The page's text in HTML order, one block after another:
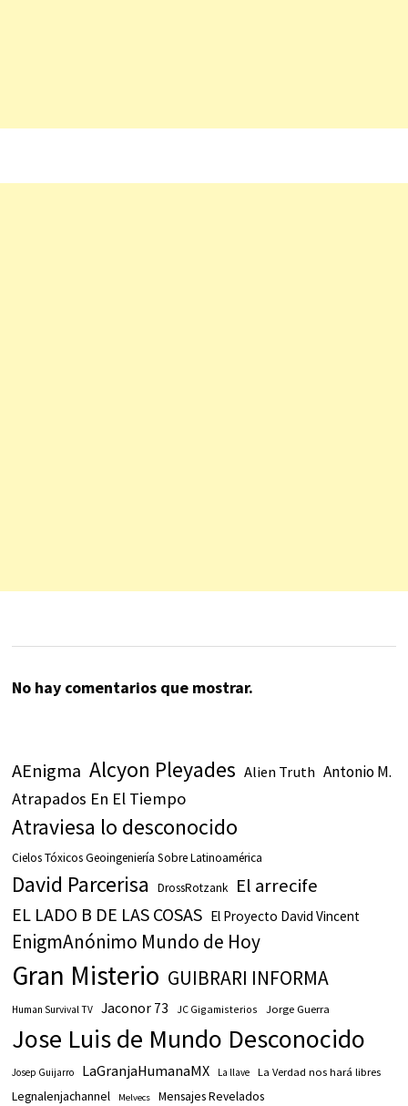
No hay comentarios que mostrar.
AEnigma Alcyon Pleyades Alien Truth Antonio M.
Atrapados En El Tiempo
Atraviesa lo desconocido
Cielos Tóxicos Geoingeniería Sobre Latinoamérica
David Parcerisa DrossRotzank El arrecife
EL LADO B DE LAS COSAS El Proyecto David Vincent
EnigmAnónimo Mundo de Hoy
Gran Misterio GUIBRARI INFORMA
Human Survival TV Jaconor 73 JC Gigamisterios Jorge Guerra
Jose Luis de Mundo Desconocido
Josep Guijarro LaGranjaHumanaMX La llave La Verdad nos hará libres
Legnalenjachannel Melvecs Mensajes Revelados